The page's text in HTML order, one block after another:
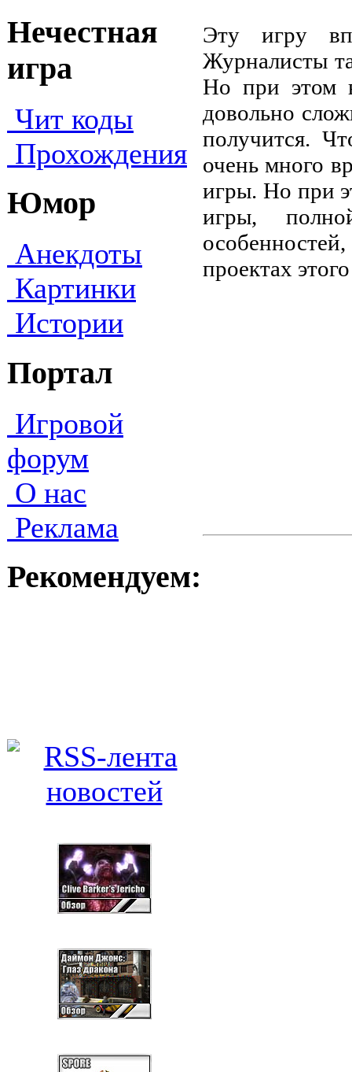
Нечестная
игра
Чит коды
Прохождения
Юмор
Анекдоты
Картинки
Истории
Портал
Игровой
форум
О нас
Реклама
Рекомендуем:
Эту игру
Журналисты
Но при этом
довольно
получится.
очень много
игры. Но при
игры,
проектах